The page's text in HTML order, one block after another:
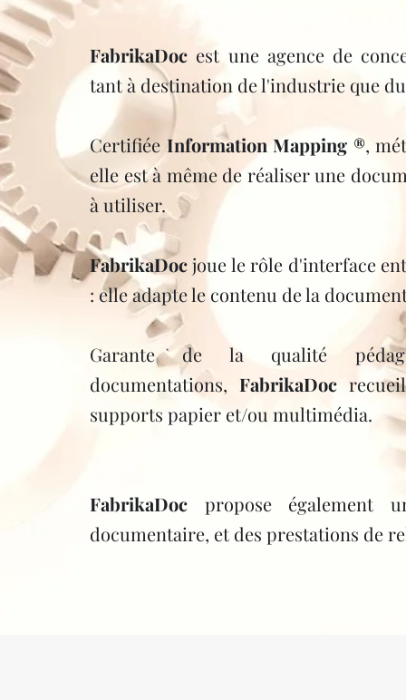
FabrikaDoc est une agence de
tant à destination de l'industrie que
Certifiée Information Mapping ®,
elle est à même de réaliser une
à utiliser.
FabrikaDocjoue le rôle d'interface
: elle adapte le contenu de la
Garante de la qualité
documentations, FabrikaDoc
supports papier et/ou multimédia.
FabrikaDoc propose également
documentaire, et des prestations de